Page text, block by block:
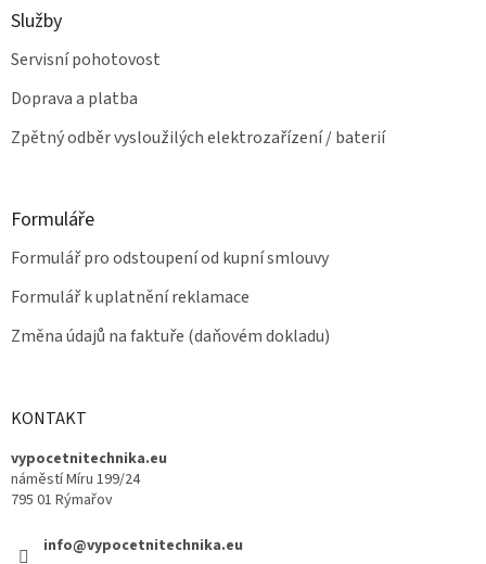
Služby
Servisní pohotovost
Doprava a platba
Zpětný odběr vysloužilých elektrozařízení / baterií
Formuláře
Formulář pro odstoupení od kupní smlouvy
Formulář k uplatnění reklamace
Změna údajů na faktuře (daňovém dokladu)
KONTAKT
vypocetnitechnika.eu
náměstí Míru 199/24
795 01 Rýmařov
info@vypocetnitechnika.eu